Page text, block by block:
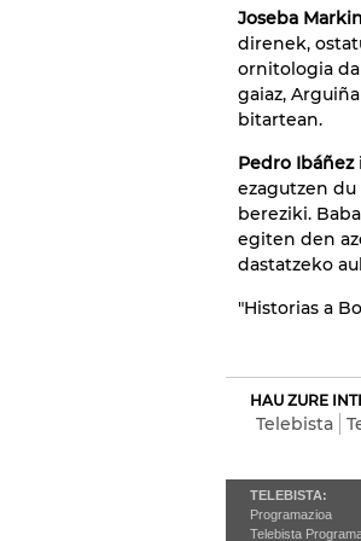
Joseba
direnek,
ornitologia
gaiaz,
bitartean.
Pedro Ibáñez
ezagutzen
bereziki.
egiten den
dastatzeko
"Historias a
HAU ZURE
Telebista
TELEBISTA:
Programazioa
Telebista